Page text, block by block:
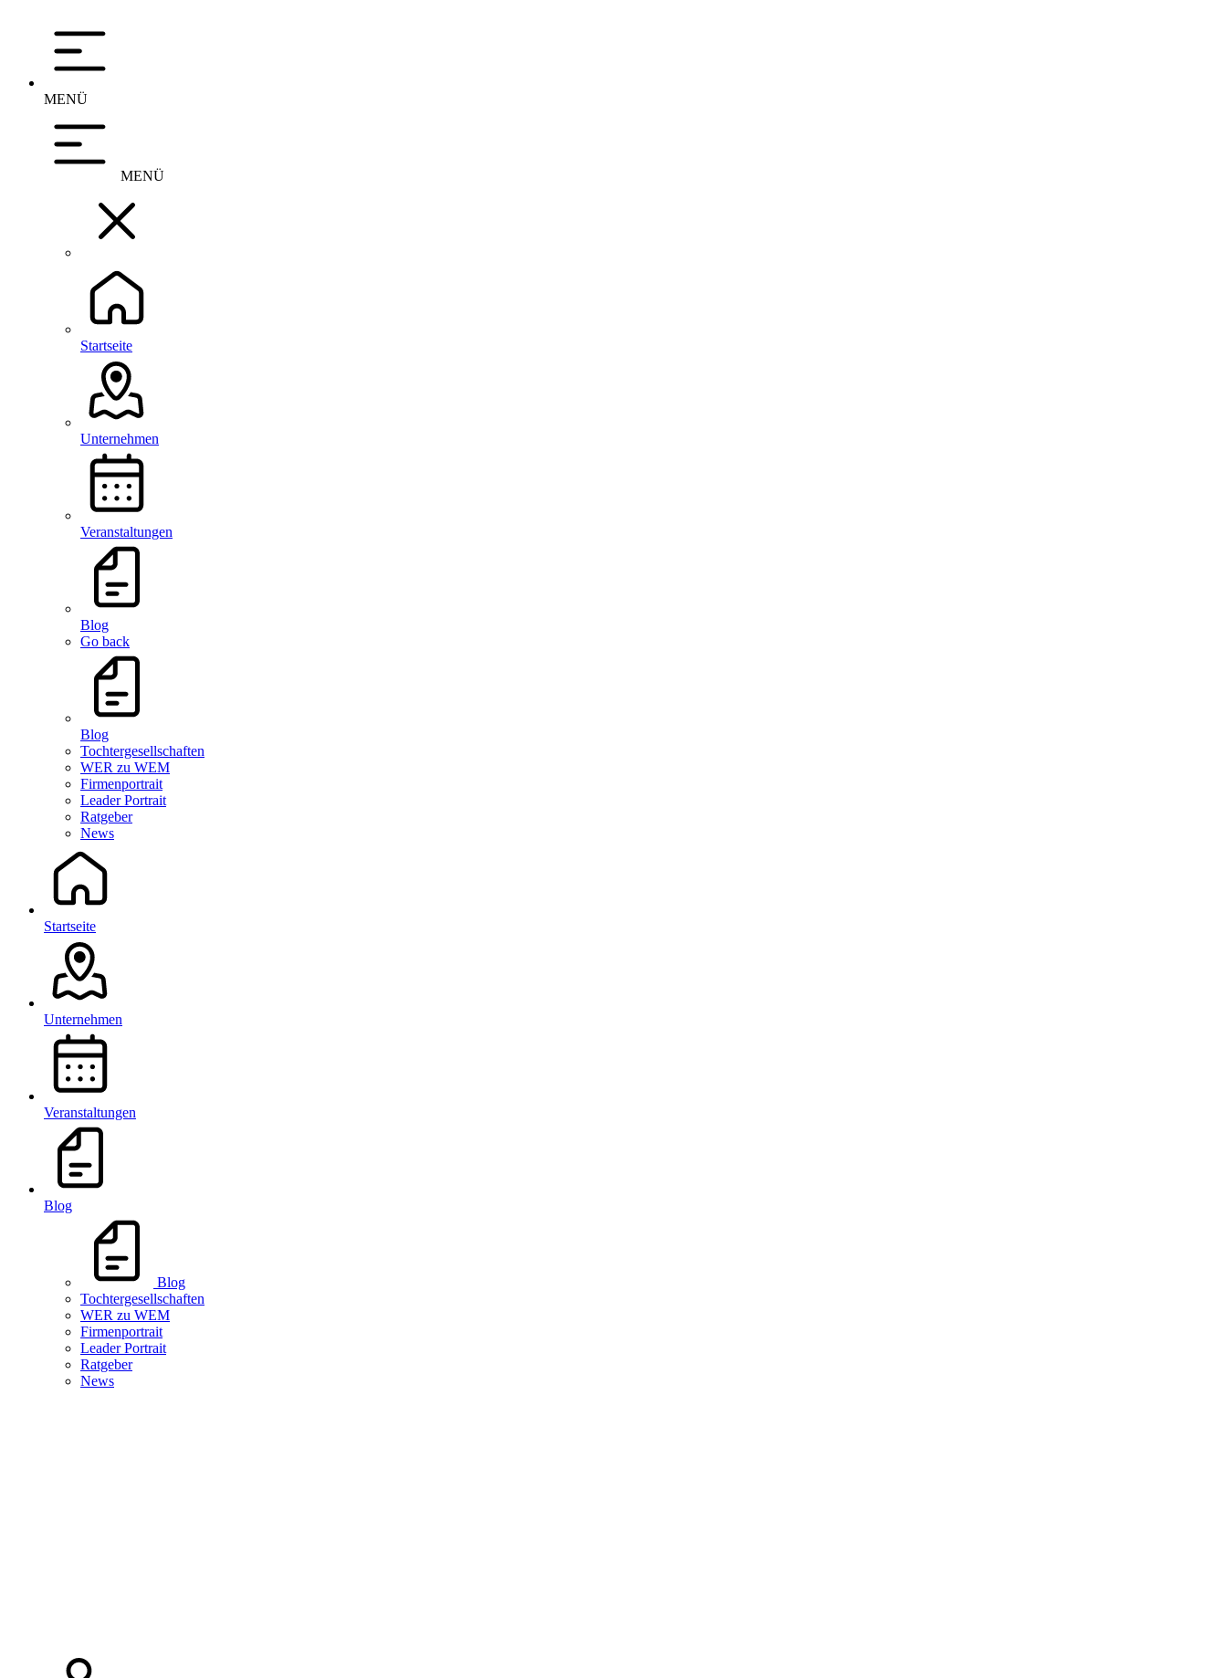
MENÜ
MENÜ
Startseite
Unternehmen
Veranstaltungen
Blog
Go back
Blog
Tochtergesellschaften
WER zu WEM
Firmenportrait
Leader Portrait
Ratgeber
News
Startseite
Unternehmen
Veranstaltungen
Blog
Blog
Tochtergesellschaften
WER zu WEM
Firmenportrait
Leader Portrait
Ratgeber
News